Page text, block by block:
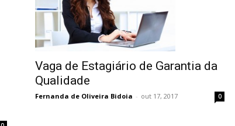
Vaga de Estagiário de Garantia da
Qualidade
Fernanda de Oliveira Bidoia - out 17, 2017 0